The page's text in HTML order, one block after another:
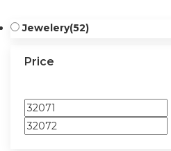
Jewelery(52)
Price